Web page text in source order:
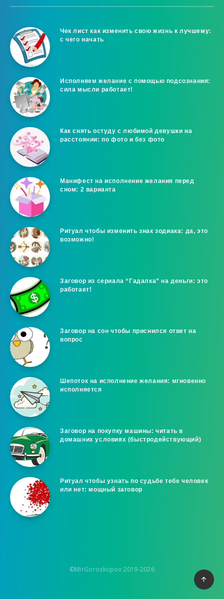
Чек лист как изменить свою жизнь к лучшему:
с чего начать
Исполняем желание с помощью подсознания:
сила мысли работает!
Как снять остуду с любимой девушки на
расстоянии: по фото и без фото
Манифест на исполнение желания перед
сном: 2 варианта
Ритуал чтобы изменить знак зодиака: да, это
возможно!
Заговор из сериала “Гадалка” на деньги: это
работает!
Заговор на сон чтобы приснился ответ на
вопрос
Шепоток на исполнение желания: мгновенно
исполняется
Заговор на покупку машины: читать в
домашних условиях (быстродействующий)
Ритуал чтобы узнать по судьбе тебе человек
или нет: мощный заговор
©MirGoroskopov 2019-2026